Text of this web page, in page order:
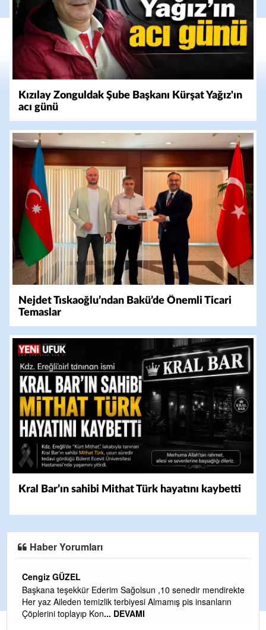
Kızılay Zonguldak Şube Başkanı Kürşat Yağız'ın
acı günü
Nejdet Tıskaoğlu’ndan Bakü’de Önemli Ticari
Temaslar
Kral Bar’ın sahibi Mithat Türk hayatını kaybetti
Haber Yorumları
CEVDET YILMAZ
GULDERE DERE ÇALIŞMALARI, SEKIZ YIL ÖNCE
TARAFINDAN BAŞLATILDI, ETRASFINDA YERLEŞİM
OLMAYAN KISIMLARA DUVARLAR YAPILDI."BURADAK
...